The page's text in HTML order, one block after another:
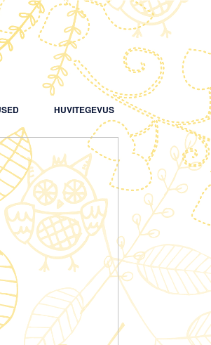
HUVITEGEVUS